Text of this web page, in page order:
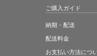
ご購入ガイド
納期・配送
配送料金
お支払い方法につ